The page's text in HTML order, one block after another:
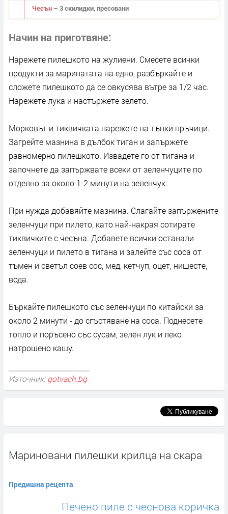
Чесън – 3 скилидки, пресовани
Начин на приготвяне
Нарежете пилешкото на жулиени. Смесете всички
продукти за маринатата на едно, разбъркайте и
сложете пилешкото да се овкусява вътре за 1/2 час.
Нарежете лука и настържете зелето.
Морковът и тиквичката нарежете на тънки пръчици.
Загрейте мазнина в дълбок тиган и запържете
равномерно пилешкото. Извадете го от тигана и
започнете да запържвате всеки от зеленчуците по
отделно за около 1-2 минути на зеленчук.
При нужда добавяйте мазнина. Слагайте запържените
зеленчуци при пилето, като най-накрая сотирате
тиквичките с чесъна. Добавете всички останали
зеленчуци и пилето в тигана и залейте със соса от
тъмен и светъл соев сос, мед, кетчуп, оцет, нишесте,
вода.
Бъркайте пилешкото със зеленчуци по китайски за
около 2 минути - до сгъстяване на соса. Поднесете
топло и поръсено със сусам, зелен лук и леко
натрошено кашу.
Източник: gotvach.bg
Мариновани пилешки крилца на скара
Предишна рецепта
Печено пиле с чеснова коричка